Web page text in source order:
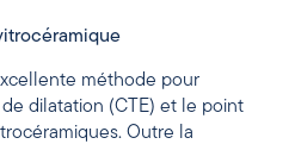
méthode pour
dilatation (CTE) et le point
Outre la